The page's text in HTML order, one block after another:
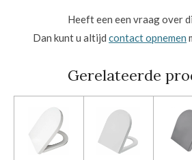
Heeft een een vraag over
Dan kunt u altijd contact opnemen
Gerelateerde